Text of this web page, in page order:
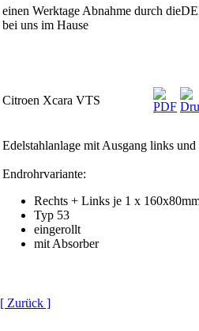
einen Werktage Abnahme durch
bei uns im Hause
Citroen Xcara VTS
Edelstahlanlage mit Ausgang links und
Endrohrvariante:
Rechts + Links je 1 x
Typ 53
eingerollt
mit Absorber
[ Zurück ]